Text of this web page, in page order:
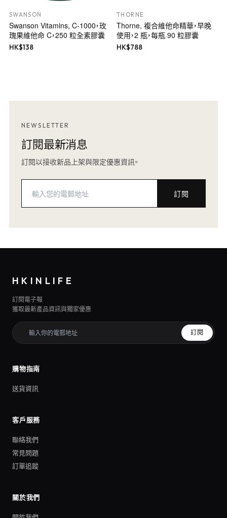
SWANSON
Swanson Vitamins, C-1000，玫
瑰果維他命 C，250 粒全素膠囊
HK$138
THORNE
Thorne, 複合維他命精華，早晚
使用，2 瓶，每瓶 90 粒膠囊
HK$788
NEWSLETTER
訂閱最新消息
訂閱以接收新品上架與限定優惠資訊。
訂閱
HKINLIFE
訂閱電子報
獲取最新產品資訊與獨家優惠
訂閱
購物指南
送貨資訊
客戶服務
聯絡我們
常見問題
訂單追蹤
關於我們